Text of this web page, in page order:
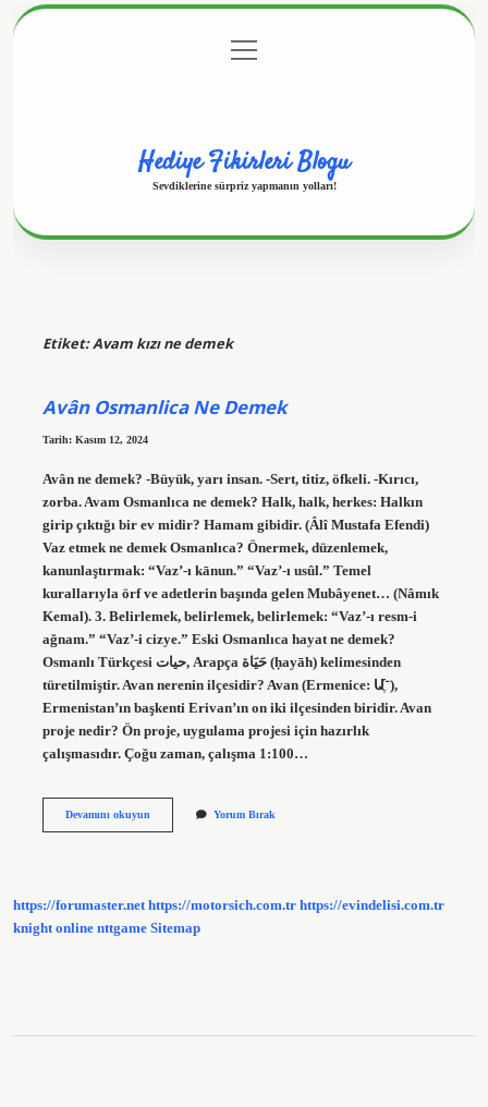
Gizlilik Politikası
menüyü
aç
Hediye Fikirleri Blogu
Sevdiklerine sürpriz yapmanın yolları!
Etiket:Avam kızı ne demek
Avân Osmanlica Ne Demek
Tarih: Kasım 12, 2024
Avân ne demek? -Büyük, yarı insan. -Sert, titiz, öfkeli. -Kırıcı,
zorba. Avam Osmanlıca ne demek? Halk, halk, herkes: Halkın
girip çıktığı bir ev midir? Hamam gibidir. (Âlî Mustafa Efendi)
Vaz etmek ne demek Osmanlıca? Önermek, düzenlemek,
kanunlaştırmak: “Vaz’-ı kānun.” “Vaz’-ı usûl.” Temel
kurallarıyla örf ve adetlerin başında gelen Mubâyenet… (Nâmık
Kemal). 3. Belirlemek, belirlemek, belirlemek: “Vaz’-ı resm-i
ağnam.” “Vaz’-i cizye.” Eski Osmanlıca hayat ne demek?
Osmanlı Türkçesi حیات‎, Arapça حَيَاة‎ (ḥayāh) kelimesinden
türetilmiştir. Avan nerenin ilçesidir? Avan (Ermenice: Ա־ֶ֡),
Ermenistan’ın başkenti Erivan’ın on iki ilçesinden biridir. Avan
proje nedir? Ön proje, uygulama projesi için hazırlık
çalışmasıdır. Çoğu zaman, çalışma 1:100…
Devamını okuyunAvân
Yorum Bırak
https://forumaster.net https://motorsich.com.tr https://evindelisi.com.tr
knight online nttgame Sitemap